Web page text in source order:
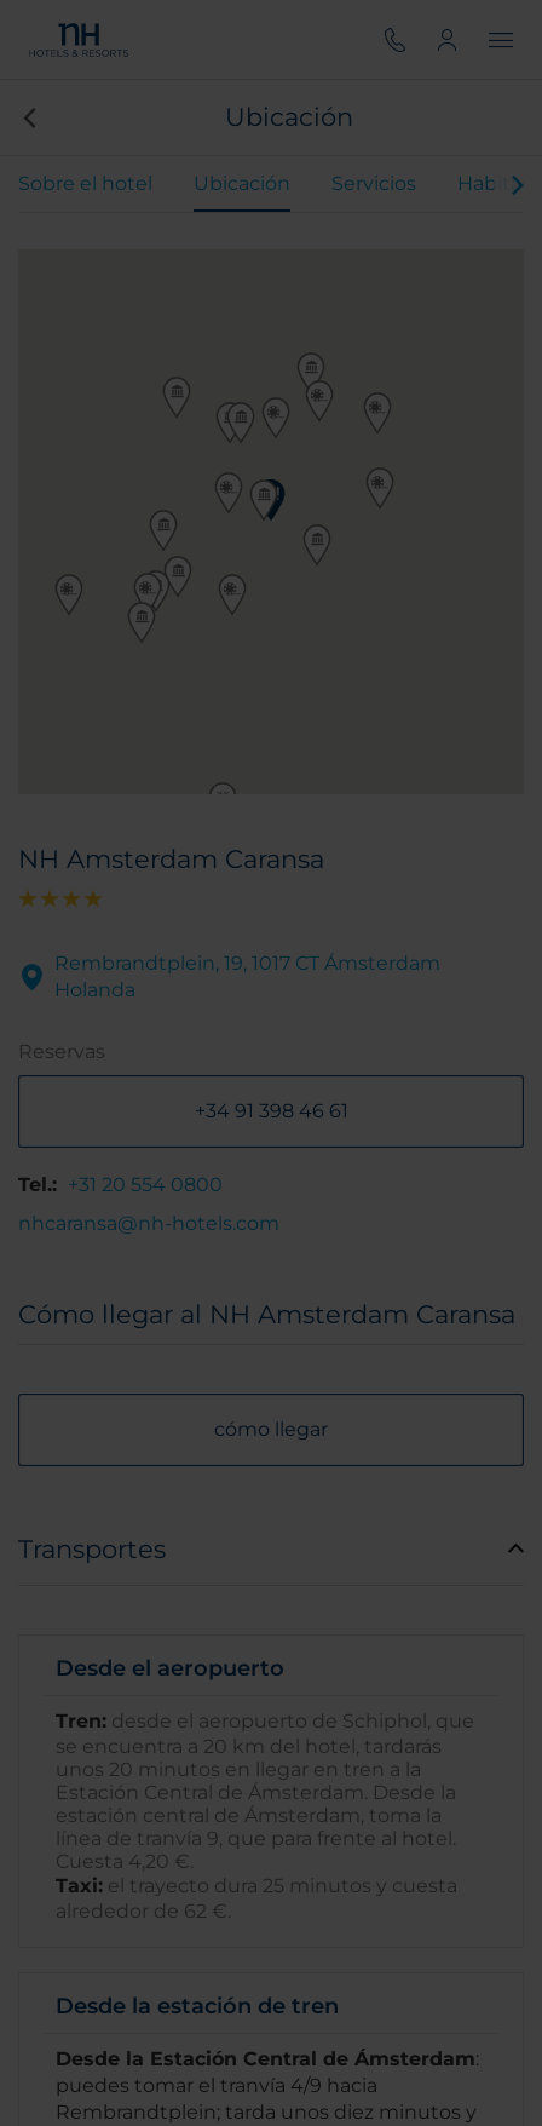
Ubicación
Sobre el hotel Ubicación Servicios
NH Amsterdam Caransa
Rembrandtplein, 19, 1017 CT Ámsterdam
Holanda
Reservas
+34 91 398 46 61
Tel.: +31 20 554 0800
nhcaransa@nh-hotels.com
Cómo llegar al NH Amsterdam Caransa
cómo llegar
Transportes
Desde el aeropuerto
Tren: desde el aeropuerto de Schiphol, que
se encuentra a 20 km del hotel, tardarás
unos 20 minutos en llegar en tren a la
Estación Central de Ámsterdam. Desde la
estación central de Ámsterdam, toma la
línea de tranvía 9, que para frente al hotel.
Cuesta 4,20 €.
Taxi: el trayecto dura 25 minutos y cuesta
alrededor de 62 €.
Desde la estación de tren
Desde la Estación Central de Ámsterdam:
puedes tomar el tranvía 4/9 hacia
Rembrandtplein; tarda unos diez minutos y